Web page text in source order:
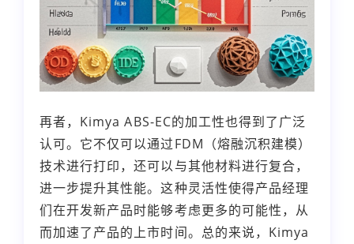
再者，Kimya ABS-EC的加工性也得到了广泛
认可。它不仅可以通过FDM（熔融沉积建模）
技术进行打印，还可以与其他材料进行复合，
进一步提升其性能。这种灵活性使得产品经理
们在开发新产品时能够考虑更多的可能性，从
而加速了产品的上市时间。总的来说，Kimya